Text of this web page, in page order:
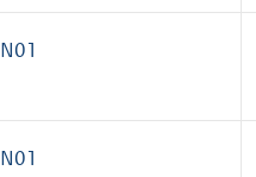
N01
N01